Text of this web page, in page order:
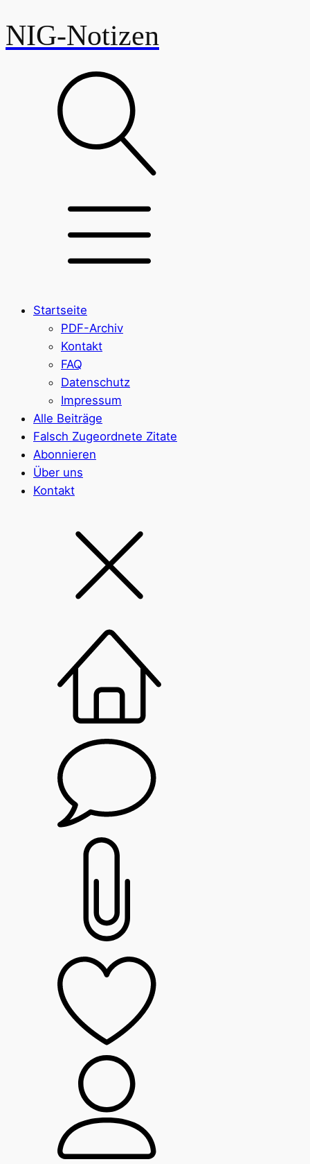
NIG-Notizen
Startseite
PDF-Archiv
Kontakt
FAQ
Datenschutz
Impressum
Alle Beiträge
Falsch Zugeordnete Zitate
Abonnieren
Über uns
Kontakt